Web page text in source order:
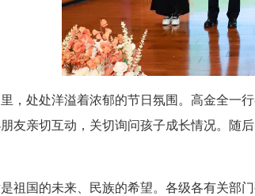
处处洋溢着浓郁的节日氛围。高金全一行
友亲切互动，关切询问孩子成长情况。随
国的未来、民族的希望。各级各有关部门